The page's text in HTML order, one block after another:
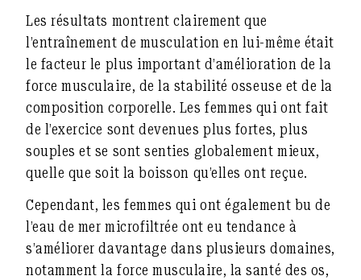
Les résultats montrent clairement que
l’entraînement de musculation en lui-même était
le facteur le plus important d’amélioration de la
force musculaire, de la stabilité osseuse et de la
composition corporelle. Les femmes qui ont fait
de l’exercice sont devenues plus fortes, plus
souples et se sont senties globalement mieux,
quelle que soit la boisson qu’elles ont reçue.
Cependant, les femmes quiont également bu de
l’eau de mer microfiltrée ont eu tendance à
s’améliorer davantage dans plusieurs domaines,
notamment la force musculaire, la santé des os,